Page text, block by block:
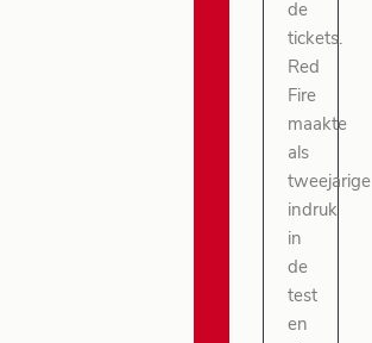
de
tickets.
Red
Fire
maakte
als
tweejarige
indruk
in
de
test
en